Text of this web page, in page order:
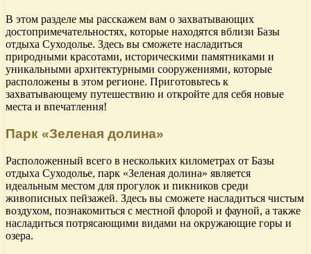
В этом разделе мы расскажем вам о захватывающих
достопримечательностях, которые находятся вблизи Базы
отдыха Суходолье. Здесь вы сможете насладиться
природными красотами, историческими памятниками и
уникальными архитектурными сооружениями, которые
расположены в этом регионе. Приготовьтесь к
захватывающему путешествию и откройте для себя новые
места и впечатления!
Парк «Зеленая долина»
Расположенный всего в нескольких километрах от Базы
отдыха Суходолье, парк «Зеленая долина» является
идеальным местом для прогулок и пикников среди
живописных пейзажей. Здесь вы сможете насладиться чистым
воздухом, познакомиться с местной флорой и фауной, а также
насладиться потрясающими видами на окружающие горы и
озера.